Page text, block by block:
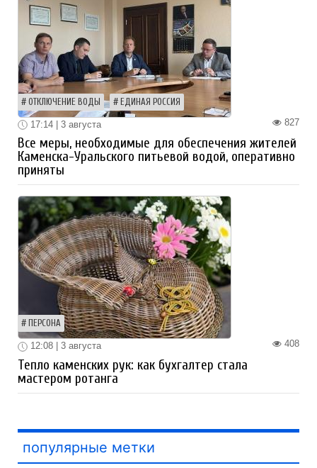
ОТКЛЮЧЕНИЕ ВОДЫ ЕДИНАЯ РОССИЯ
827
17:14 | 3 августа
Все меры, необходимые для обеспечения жителей
Каменска-Уральского питьевой водой, оперативно
приняты
ПЕРСОНА
408
12:08 | 3 августа
Тепло каменских рук: как бухгалтер стала
мастером ротанга
популярные метки